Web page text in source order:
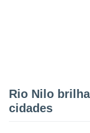
seu
ou opor-
Rio Nilo
cidades